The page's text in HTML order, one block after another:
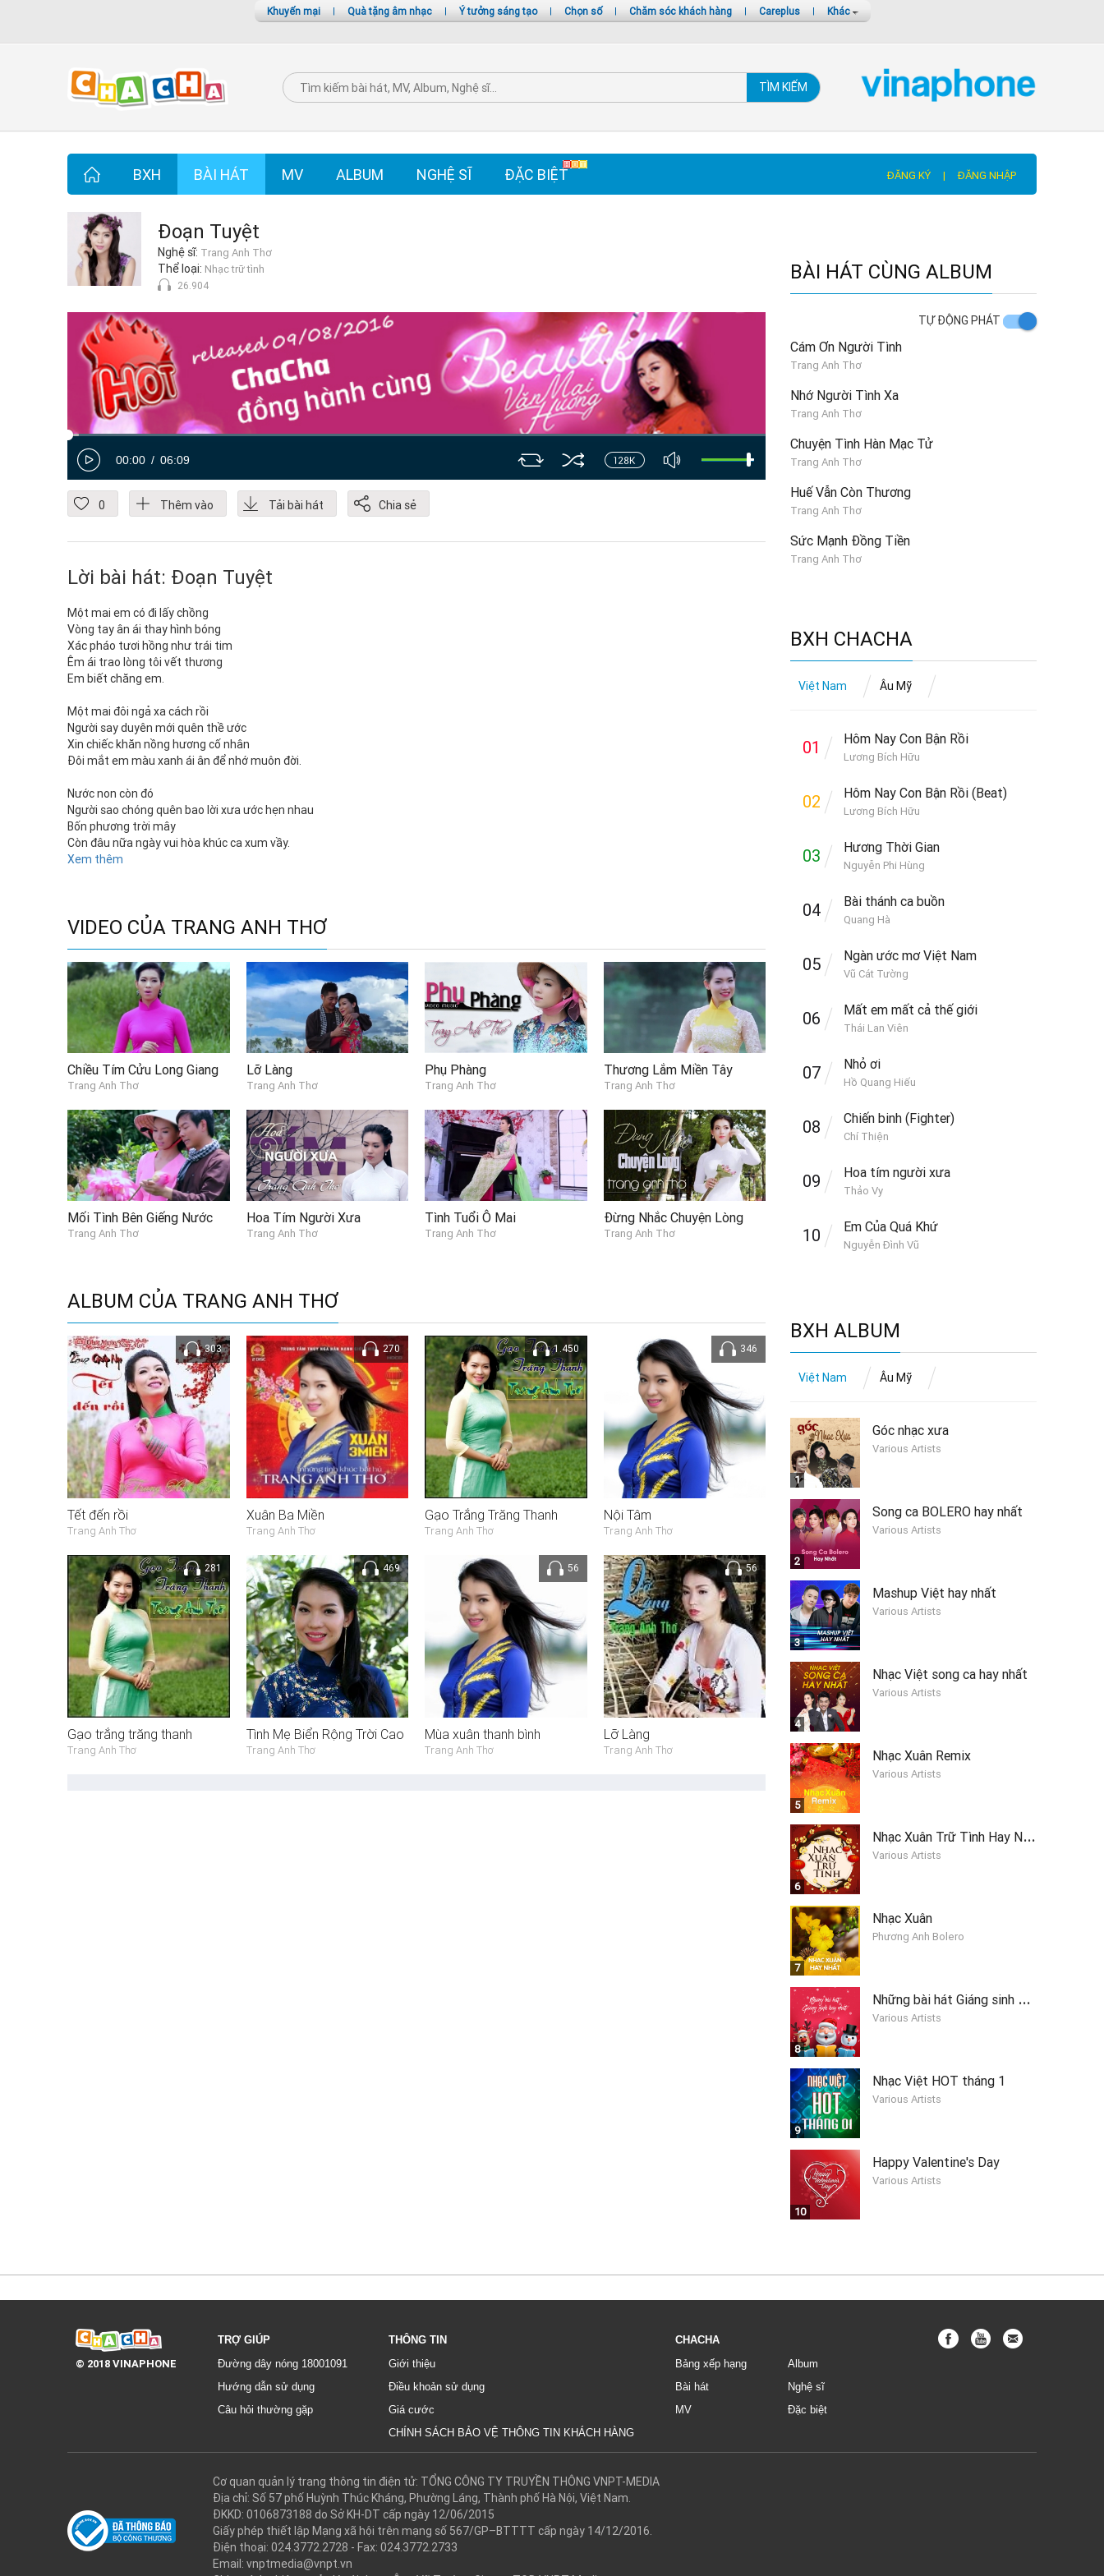
Khuyến mại | Quà tặng âm nhạc | Ý tưởng sáng tạo | Chọn số | Chăm sóc khách hàng | Careplus | Khác
TÌM KIẾM
BXH BÀI HÁT MV ALBUM NGHỆ SĨ ĐẶC BIỆT ĐĂNG KÝ | ĐĂNG NHẬP
Đoạn Tuyệt
Nghệ sĩ: Trang Anh Thơ
Thể loại: Nhạc trữ tình
26.904
Đoạn Tuyệt
00:00 06:09
0 Thêm vào Tải bài hát Chia sẻ
Lời bài hát: Đoạn Tuyệt
Một mai em có đi lấy chồng
Vòng tay ân ái thay hình bóng
Xác pháo tươi hồng như trái tim
Êm ái trao lòng tôi vết thương
Em biết chăng em.
Một mai đôi ngả xa cách rồi
Người say duyên mới quên thề ước
Xin chiếc khăn nồng hương cố nhân
Đôi mắt em màu xanh ái ân để nhớ muôn đời.
Nước non còn đó
Người sao chóng quên bao lời xưa ước hẹn nhau
Bốn phương trời mây
Còn đâu nữa ngày vui hòa khúc ca xum vầy.
Nhưng cố quên lại càng nhớ thêm vì trót yêu rồi.
Xem thêm
VIDEO CỦA TRANG ANH THƠ
Chiều Tím Cửu Long Giang
Trang Anh Thơ
Lỡ Làng
Trang Anh Thơ
Phụ Phàng
Trang Anh Thơ
Thương Lắm Miền Tây
Trang Anh Thơ
Mối Tình Bên Giếng Nước
Trang Anh Thơ
Hoa Tím Người Xưa
Trang Anh Thơ
Tình Tuổi Ô Mai
Trang Anh Thơ
Đừng Nhắc Chuyện Lòng
Trang Anh Thơ
ALBUM CỦA TRANG ANH THƠ
303
Tết đến rồi
Trang Anh Thơ
270
Xuân Ba Miền
Trang Anh Thơ
1.450
Gạo Trắng Trăng Thanh
Trang Anh Thơ
346
Nội Tâm
Trang Anh Thơ
281
Gạo trắng trăng thanh
Trang Anh Thơ
469
Tình Mẹ Biển Rộng Trời Cao
Trang Anh Thơ
56
Mùa xuân thanh bình
Trang Anh Thơ
56
Lỡ Làng
Trang Anh Thơ
BÀI HÁT CÙNG ALBUM
TỰ ĐỘNG PHÁT
Cám Ơn Người Tình
Trang Anh Thơ
Nhớ Người Tình Xa
Trang Anh Thơ
Chuyện Tình Hàn Mạc Tử
Trang Anh Thơ
Huế Vẫn Còn Thương
Trang Anh Thơ
Sức Mạnh Đồng Tiền
Trang Anh Thơ
BXH CHACHA
Việt Nam Âu Mỹ
01 Hôm Nay Con Bận Rồi
Lương Bích Hữu
02 Hôm Nay Con Bận Rồi (Beat)
Lương Bích Hữu
03 Hương Thời Gian
Nguyễn Phi Hùng
04 Bài thánh ca buồn
Quang Hà
05 Ngàn ước mơ Việt Nam
Vũ Cát Tường
06 Mất em mất cả thế giới
Thái Lan Viên
07 Nhỏ ơi
Hồ Quang Hiếu
08 Chiến binh (Fighter)
Chí Thiện
09 Hoa tím người xưa
Thảo Vy
10 Em Của Quá Khứ
Nguyễn Đình Vũ
BXH ALBUM
Việt Nam Âu Mỹ
1
Góc nhạc xưa
Various Artists
2
Song ca BOLERO hay nhất
Various Artists
3
Mashup Việt hay nhất
Various Artists
4
Nhạc Việt song ca hay nhất
Various Artists
5
Nhạc Xuân Remix
Various Artists
6
N
hạc Xuân Trữ Tình Hay Nhất
Various Artists
7
Nhạc Xuân
Phương Anh Bolero
8
N
hững bài hát Giáng sinh hay nhất 2019
Various Artists
9
Nhạc Việt HOT tháng 1
Various Artists
10
Happy Valentine's Day
Various Artists
© 2018 VINAPHONE
TRỢ GIÚP
Đường dây nóng 18001091
Hướng dẫn sử dụng
Câu hỏi thường gặp
THÔNG TIN
Giới thiệu
Điều khoản sử dụng
Giá cước
CHÍNH SÁCH BẢO VỆ THÔNG TIN KHÁCH HÀNG
CHACHA
Bảng xếp hạng
Bài hát
MV
Album
Nghệ sĩ
Đặc biệt
Cơ quan quản lý trang thông tin điện tử: TỔNG CÔNG TY TRUYỀN THÔNG VNPT-MEDIA
Địa chỉ: Số 57 phố Huỳnh Thúc Kháng, Phường Láng, Thành phố Hà Nội, Việt Nam.
ĐKKD: 0106873188 do Sở KH-DT cấp ngày 12/06/2015
Giấy phép thiết lập Mạng xã hội trên mạng số 567/GP–BTTTT cấp ngày 14/12/2016.
Điện thoại: 024.3772.2728 - Fax: 024.3772.2733
Email: vnptmedia@vnpt.vn